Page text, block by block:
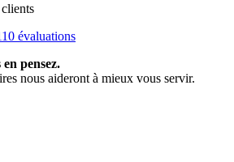
évaluations
pensez.
nous aideront à mieux vous servir.